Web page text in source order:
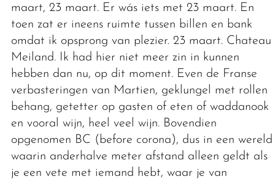
maart, 23 maart. Er wás iets met 23 maart. En
toen zat er ineens ruimte tussen billen en bank
omdat ik opsprong van plezier. 23 maart. Chateau
Meiland. Ik had hier niet meer zin in kunnen
hebben dan nu, op dit moment. Even de Franse
verbasteringen van Martien, geklungel met rollen
behang, getetter op gasten of eten of waddanook
en vooral wijn, heel veel wijn. Bovendien
opgenomen BC (before corona), dus in een wereld
waarin anderhalve meter afstand alleen geldt als
je een vete met iemand hebt, waar je van